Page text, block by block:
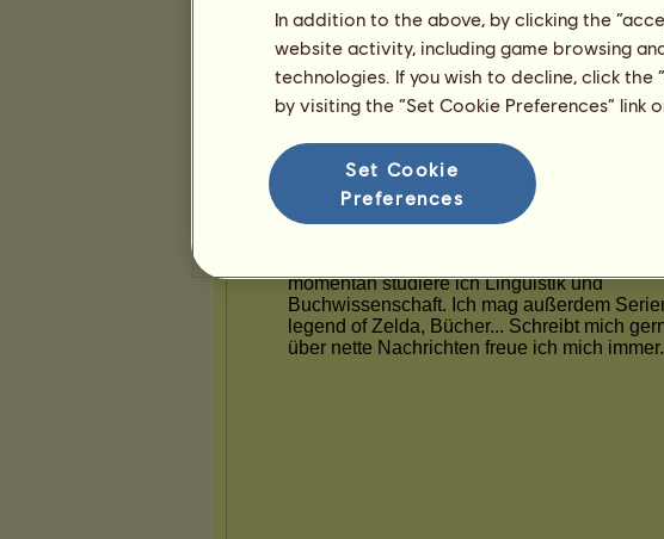
In addition to the above, by clicking the
website activity, including game browsing
technologies. If you wish to decline, click the
by visiting the “Set Cookie Preferences”
Set Cookie
Preferences